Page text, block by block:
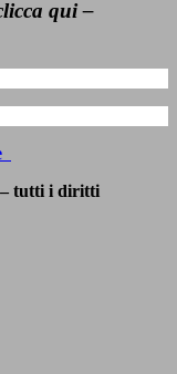
qui –
– tutti i diritti